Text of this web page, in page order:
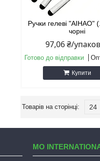
Ручки гелеві "AIHAO"
чорні
97,06 ₴/
Готово до відправки
Купити
MO